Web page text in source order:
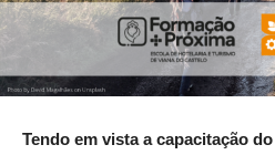
Tendo em vista a capacitação